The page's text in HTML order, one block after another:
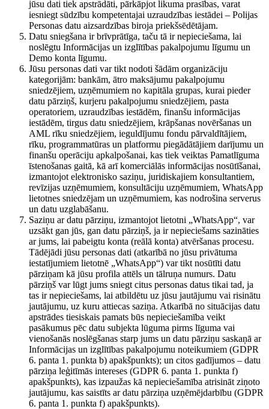
jūsu dati tiek apstrādāti, pārkāpjot likuma prasības, varat
iesniegt sūdzību kompetentajai uzraudzības iestādei – Polijas
Personas datu aizsardzības biroja priekšsēdētājam.
Datu sniegšana ir brīvprātīga, taču tā ir nepieciešama, lai
noslēgtu Informācijas un izglītības pakalpojumu līgumu un
Demo konta līgumu.
Jūsu personas dati var tikt nodoti šādām organizāciju
kategorijām: bankām, ātro maksājumu pakalpojumu
sniedzējiem, uzņēmumiem no kapitāla grupas, kurai pieder
datu pārziņš, kurjeru pakalpojumu sniedzējiem, pasta
operatoriem, uzraudzības iestādēm, finanšu informācijas
iestādēm, tirgus datu sniedzējiem, krāpšanas novēršanas un
AML rīku sniedzējiem, ieguldījumu fondu pārvaldītājiem,
rīku, programmatūras un platformu piegādātājiem darījumu un
finanšu operāciju apkalpošanai, kas tiek veiktas Pamatlīguma
īstenošanas gaitā, kā arī komerciālās informācijas nosūtīšanai,
izmantojot elektronisko saziņu, juridiskajiem konsultantiem,
revīzijas uzņēmumiem, konsultāciju uzņēmumiem, WhatsApp
lietotnes sniedzējam un uzņēmumiem, kas nodrošina serverus
un datu uzglabāšanu.
Saziņu ar datu pārziņu, izmantojot lietotni „WhatsApp“, var
uzsākt gan jūs, gan datu pārziņš, ja ir nepieciešams sazināties
ar jums, lai pabeigtu konta (reālā konta) atvēršanas procesu.
Tādējādi jūsu personas dati (atkarībā no jūsu privātuma
iestatījumiem lietotnē „WhatsApp“) var tikt nosūtīti datu
pārziņam kā jūsu profila attēls un tālruņa numurs. Datu
pārziņš var lūgt jums sniegt citus personas datus tikai tad, ja
tas ir nepieciešams, lai atbildētu uz jūsu jautājumu vai risinātu
jautājumu, uz kuru attiecas saziņa. Atkarībā no situācijas datu
apstrādes tiesiskais pamats būs nepieciešamība veikt
pasākumus pēc datu subjekta lūguma pirms līguma vai
vienošanās noslēgšanas starp jums un datu pārziņu saskaņā ar
Informācijas un izglītības pakalpojumu noteikumiem (GDPR
6. panta 1. punkta b) apakšpunkts); un citos gadījumos – datu
pārziņa leģitīmās intereses (GDPR 6. panta 1. punkta f)
apakšpunkts), kas izpaužas kā nepieciešamība atrisināt ziņoto
jautājumu, kas saistīts ar datu pārziņa uzņēmējdarbību (GDPR
6. panta 1. punkta f) apakšpunkts).